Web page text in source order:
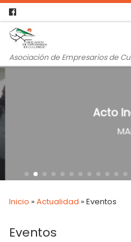
Asociación de Empresarios de
Acto
Inicio »Actualidad »Eventos
Eventos